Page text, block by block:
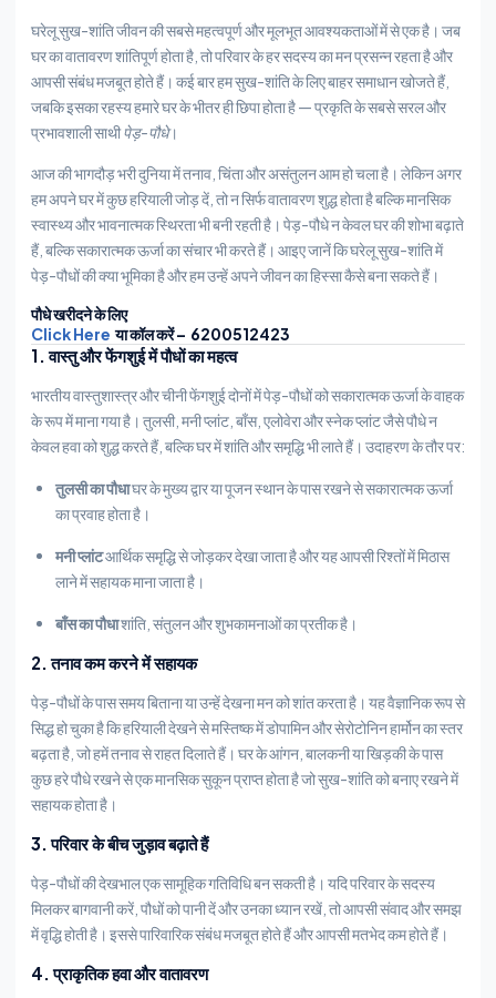
घरेलू सुख-शांति जीवन की सबसे महत्वपूर्ण और मूलभूत आवश्यकताओं में से एक है। जब
घर का वातावरण शांतिपूर्ण होता है, तो परिवार के हर सदस्य का मन प्रसन्न रहता है और
आपसी संबंध मजबूत होते हैं। कई बार हम सुख-शांति के लिए बाहर समाधान खोजते हैं,
जबकि इसका रहस्य हमारे घर के भीतर ही छिपा होता है — प्रकृति के सबसे सरल और
प्रभावशाली साथीपेड़-पौधे।
आज की भागदौड़ भरी दुनिया में तनाव, चिंता और असंतुलन आम हो चला है। लेकिन अगर
हम अपने घर में कुछ हरियाली जोड़ दें, तो न सिर्फ वातावरण शुद्ध होता है बल्कि मानसिक
स्वास्थ्य और भावनात्मक स्थिरता भी बनी रहती है। पेड़-पौधे न केवल घर की शोभा बढ़ाते
हैं, बल्कि सकारात्मक ऊर्जा का संचार भी करते हैं। आइए जानें कि घरेलू सुख-शांति में
पेड़-पौधों की क्या भूमिका है और हम उन्हें अपने जीवन का हिस्सा कैसे बना सकते हैं।
पौधे खरीदने के लिए
Click Here या कॉल करें – 6200512423
1. वास्तु और फेंगशुई में पौधों का महत्व
भारतीय वास्तुशास्त्र और चीनी फेंगशुई दोनों में पेड़-पौधों को सकारात्मक ऊर्जा के वाहक
के रूप में माना गया है। तुलसी, मनी प्लांट, बाँस, एलोवेरा और स्नेक प्लांट जैसे पौधे न
केवल हवा को शुद्ध करते हैं, बल्कि घर में शांति और समृद्धि भी लाते हैं। उदाहरण के तौर पर:
तुलसी का पौधाघर के मुख्य द्वार या पूजन स्थान के पास रखने से सकारात्मक ऊर्जा
का प्रवाह होता है।
मनी प्लांटआर्थिक समृद्धि से जोड़कर देखा जाता है और यह आपसी रिश्तों में मिठास
लाने में सहायक माना जाता है।
बाँस का पौधाशांति, संतुलन और शुभकामनाओं का प्रतीक है।
2. तनाव कम करने में सहायक
पेड़-पौधों के पास समय बिताना या उन्हें देखना मन को शांत करता है। यह वैज्ञानिक रूप से
सिद्ध हो चुका है कि हरियाली देखने से मस्तिष्क में डोपामिन और सेरोटोनिन हार्मोन का स्तर
बढ़ता है, जो हमें तनाव से राहत दिलाते हैं। घर के आंगन, बालकनी या खिड़की के पास
कुछ हरे पौधे रखने से एक मानसिक सुकून प्राप्त होता है जो सुख-शांति को बनाए रखने में
सहायक होता है।
3. परिवार के बीच जुड़ाव बढ़ाते हैं
पेड़-पौधों की देखभाल एक सामूहिक गतिविधि बन सकती है। यदि परिवार के सदस्य
मिलकर बागवानी करें, पौधों को पानी दें और उनका ध्यान रखें, तो आपसी संवाद और समझ
में वृद्धि होती है। इससे पारिवारिक संबंध मजबूत होते हैं और आपसी मतभेद कम होते हैं।
4. प्राकृतिक हवा और वातावरण